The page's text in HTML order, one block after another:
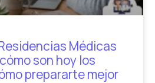
Médicas
son hoy los
prepararte mejor